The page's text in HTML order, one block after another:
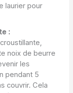
laurier pour
:
noix de beurre
les
pendant 5
couvrir. Cela